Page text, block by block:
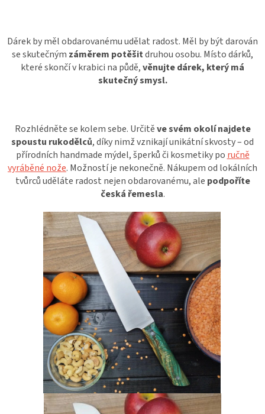
Dárek by měl obdarovanému udělat radost. Měl by být darován
se skutečným záměrem potěšitdruhou osobu. Místo dárků,
které skončí v krabici na půdě,věnujte dárek, který má
skutečný smysl.
Rozhlédněte se kolem sebe. Určitěve svém okolí najdete
spoustu rukodělců, díky nimž vznikají unikátní skvosty – od
přírodních handmade mýdel, šperků či kosmetiky po ručně
vyráběné nože. Možností je nekonečně. Nákupem od lokálních
tvůrců uděláte radost nejen obdarovanému, ale podpoříte
česká řemesla.